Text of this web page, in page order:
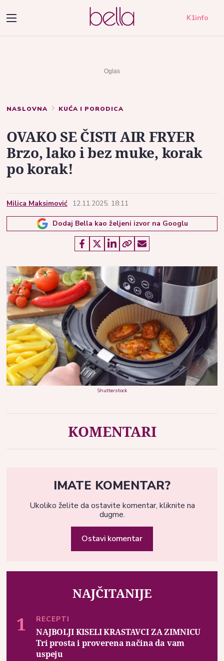
K1info
NASLOVNA KUĆA I PORODICA
OVAKO SE ČISTI AIR FRYER
Brzo, lako i bez muke, korak
po korak!
Milica Maksimović 12.11.2025. 18:11
Dodaj Bella kao željeni izvor na Googlu
Shutterstock
KOMENTARI
IMATE KOMENTAR?
Ukoliko želite da ostavite komentar, kliknite na
dugme.
Ostavi komentar
NAJČITANIJE
RECEPTI
NAJBOLJI KISELI KRASTAVCI ZA ZIMNICU
Tri prosta i proverena načina da vam
uspeju